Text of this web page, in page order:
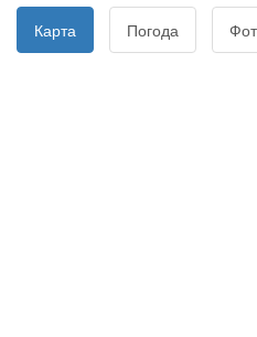
Карта Погода